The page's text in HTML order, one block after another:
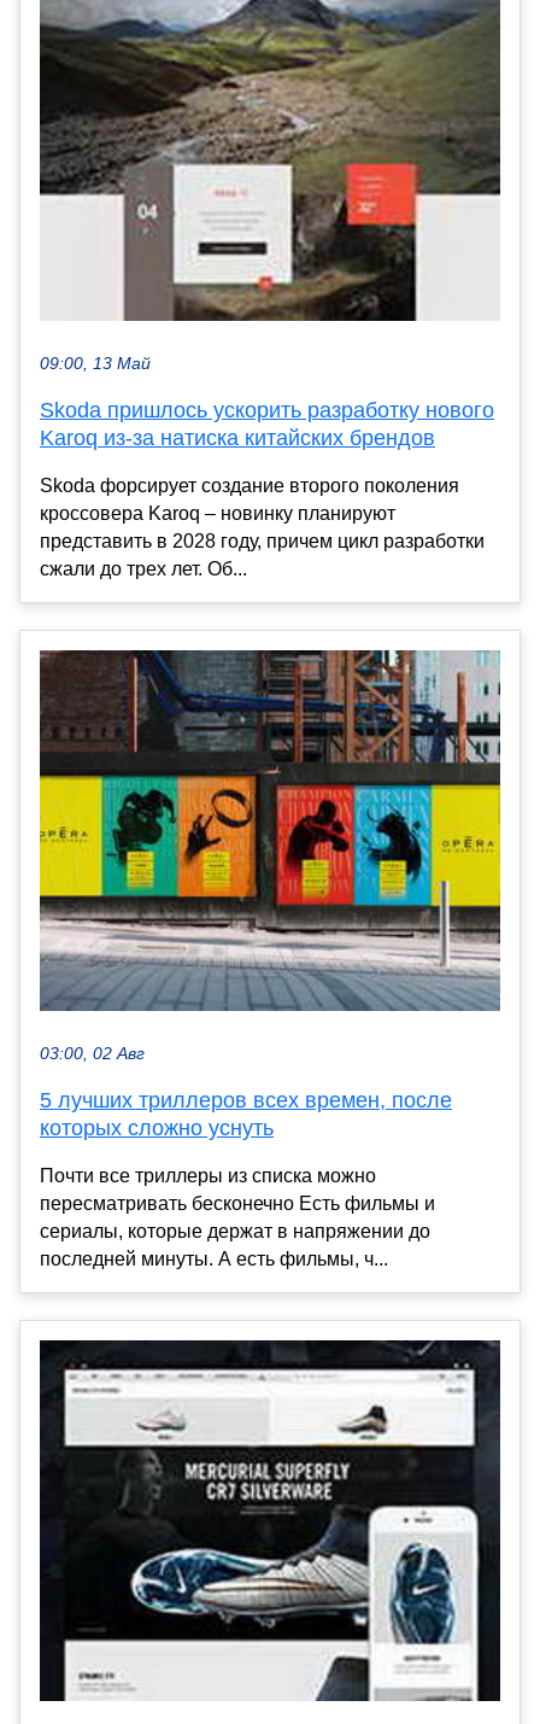
09:00, 13 Май
Skoda пришлось ускорить разработку нового
Karoq из-за натиска китайских брендов
Skoda форсирует создание второго поколения
кроссовера Karoq – новинку планируют
представить в 2028 году, причем цикл разработки
сжали до трех лет. Об...
03:00, 02 Авг
5 лучших триллеров всех времен, после
которых сложно уснуть
Почти все триллеры из списка можно
пересматривать бесконечно Есть фильмы и
сериалы, которые держат в напряжении до
последней минуты. А есть фильмы, ч...